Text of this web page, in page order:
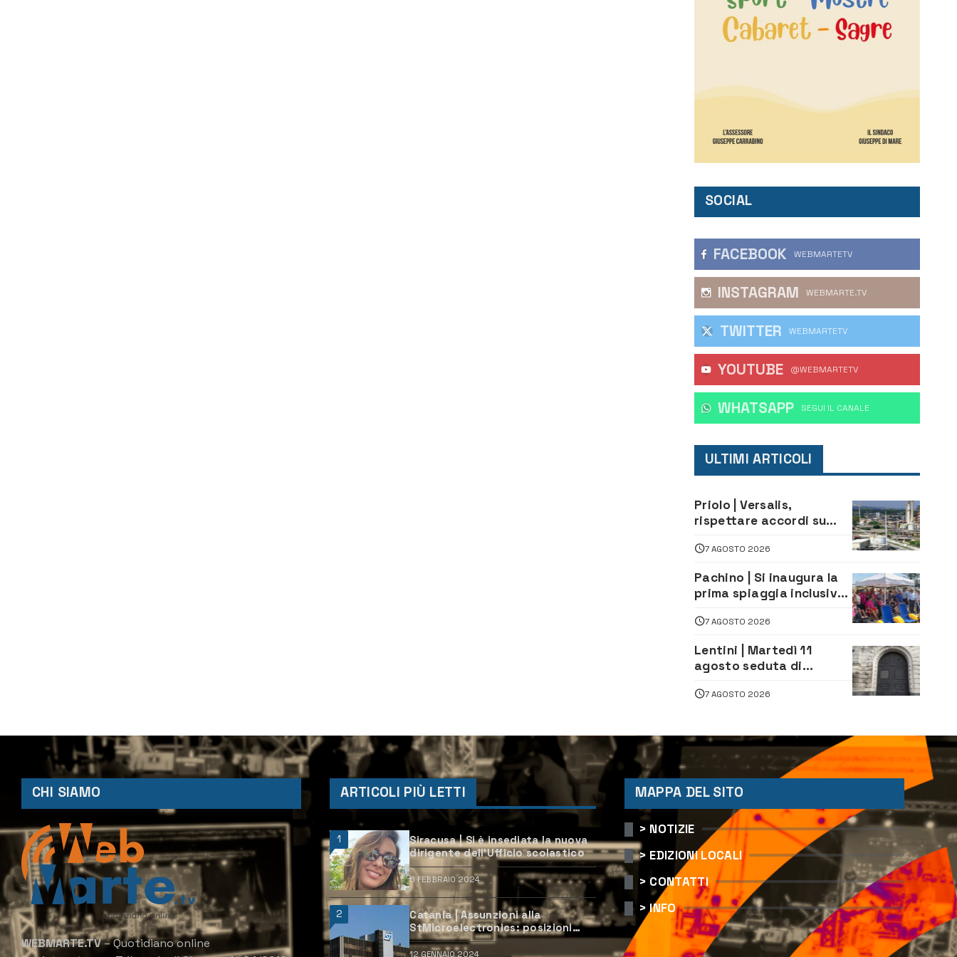
SOCIAL
FACEBOOK WEBMARTETV
INSTAGRAM WEBMARTE.TV
TWITTER WEBMARTETV
YOUTUBE @WEBMARTETV
WHATSAPP ‎SEGUI IL CANALE
ULTIMI ARTICOLI
Priolo | Versalis,
rispettare accordi su
lavoro. Il sindaco scrive
alla società
7 AGOSTO 2026
Pachino | Si inaugura la
prima spiaggia inclusiva
assistenza e prevenzione
aperte a tutti
7 AGOSTO 2026
Lentini | Martedì 11
agosto seduta di
7 AGOSTO 2026
CHI SIAMO
WEBMARTE.TV– Quotidiano online
ARTICOLI PIÙ LETTI
1
Siracusa | Si è insediata la nuova
dirigente dell’Ufficio scolastico
6 FEBBRAIO 2024
2
Catania | Assunzioni alla
StMicroelectronics: posizioni
aperte e come candidarsi
12 GENNAIO 2024
MAPPA DEL SITO
> NOTIZIE
> EDIZIONI LOCALI
> CONTATTI
> INFO